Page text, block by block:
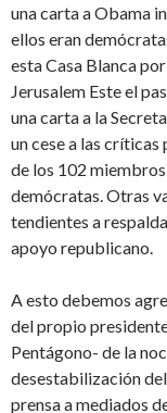
una carta a Obama
ellos eran
esta Casa Blanca
Jerusalem Este el
una carta a la
un cese a las
de los 102
demócratas. Otras
tendientes a
apoyo republicano.
A esto debemos
del propio
Pentágono- de la
desestabilización
prensa a mediados